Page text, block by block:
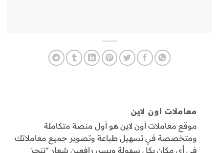
معاملات اون لاين
موقع معاملات أون لاين هو أول منصة متكاملة
ومتخصصة في تسهيل طباعة وتصوير جميع معاملاتك
في أي مكان بكل سهولة ويسر، رافعين شعار "ننجز